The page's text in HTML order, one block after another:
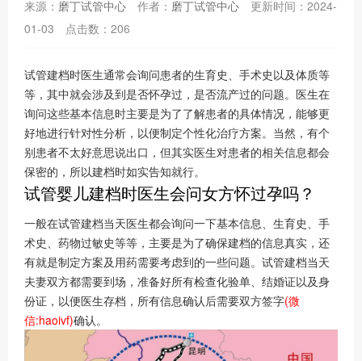
来源： 磨丁试管中心 作者： 磨丁试管中心
更新时间：2024-
01-03
点击数： 206
试管建档时医生通常会询问患者的生育史、手术史以及体质等
等，其中就会涉及到是否怀孕过，是否流产过的问题。医生在
询问这些基本信息时主要是为了了解患者的具体情况，能够更
好地进行针对性分析，以便制定个性化治疗方案。当然，有个
别患者不太好意思说出口，但其实医生对患者的相关信息都会
保密的，所以建档时如实告知就行。
试管婴儿建档时医生会问女方怀过孕吗？
一般在试管建档当天医生都会询问一下基本信息、生育史、手
术史、药物过敏史等等，主要是为了确保建档的信息真实，还
有就是制定方案及用药需要考虑到的一些问题。试管建档当天
夫妻双方都需要到场，准备好所有检查化验单、结婚证以及身
份证，以便医生存档，所有信息确认后需要双方签字(微
信:haoivf)确认。